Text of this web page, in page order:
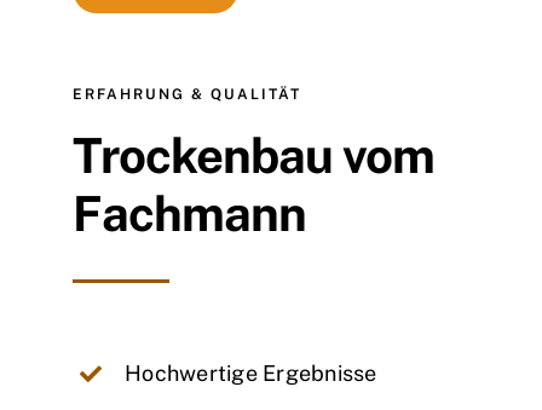
ERFAHRUNG & QUALITÄT
Trockenbau vom
Fachmann
Hochwertige Ergebnisse